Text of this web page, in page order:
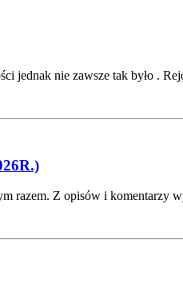
jednak nie zawsze tak było .
razem. Z opisów i